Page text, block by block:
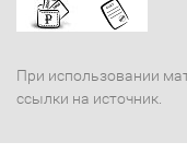
При использовании
ссылки на источник.